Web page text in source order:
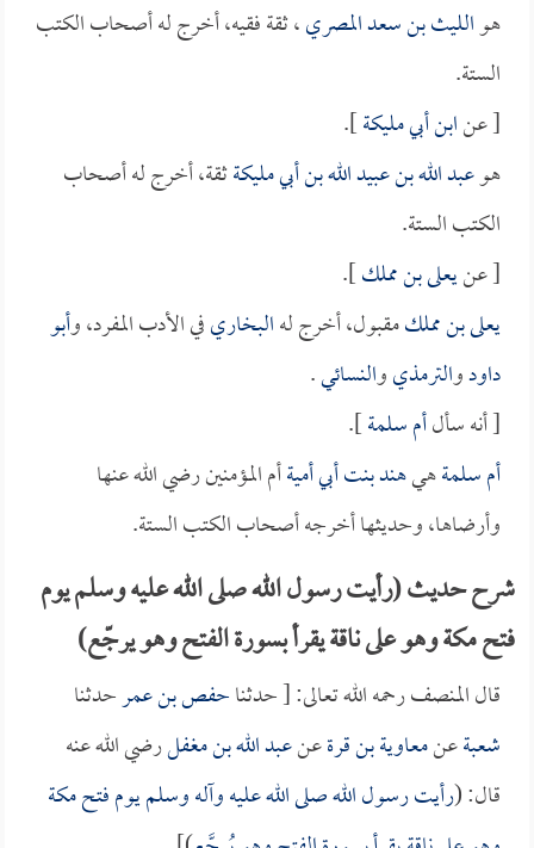
هوالليث بن سعد المصري، ثقة فقيه، أخرج له أصحاب الكتب
الستة.
[ عنابن أبي مليكة].
هوعبد الله بن عبيد الله بن أبي مليكةثقة، أخرج له أصحاب
الكتب الستة.
[ عنيعلى بن مملك].
يعلى بن مملكمقبول، أخرج لهالبخاريفي الأدب المفرد، وأبو
داودوالترمذيوالنسائي.
[ أنه سألأم سلمة].
أم سلمةهيهند بنت أبي أميةأم المؤمنين رضي الله عنها
وأرضاها، وحديثها أخرجه أصحاب الكتب الستة.
شرح حديث (رأيت رسول الله صلى الله عليه وسلم يوم
فتح مكة وهو على ناقة يقرأ بسورة الفتح وهو يرجّع)
قال المنصف رحمه الله تعالى: [ حدثناحفص بن عمرحدثنا
شعبةعنمعاوية بن قرةعنعبد الله بن مغفلرضي الله عنه
قال: (رأيت رسول الله صلى الله عليه وآله وسلم يوم فتح مكة